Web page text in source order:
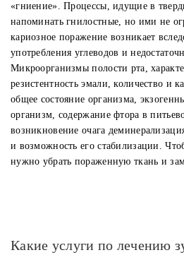
«гниение». Процессы, идущие в
напоминать гнилостные, но ими не
кариозное поражение возникает
употребления углеводов и
Микроорганизмы полости рта,
резистентность эмали, количество и
общее состояние организма,
организм, содержание фтора в
возникновение очага
и возможность его стабилизации.
нужно убрать пораженную ткань и
Какие услуги по лечению